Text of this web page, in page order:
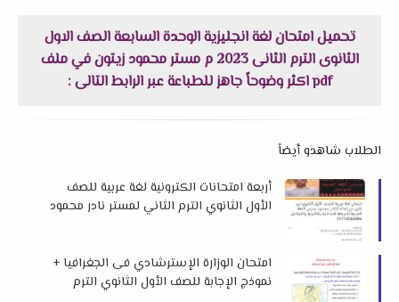
تحميل امتحان لغة انجليزية الوحدة السابعة الصف الاول
الثانوى الترم الثانى 2023 م مستر محمود زيتون في ملف
pdf اكثر وضوحاً جاهز للطباعة عبر الرابط التالى :
الطلاب شاهدو أيضاً
أربعة امتحانات الكترونية لغة عربية للصف
الأول الثانوي الترم الثاني لمستر نادر محمود
امتحان الوزارة الإسترشادي فى الجغرافيا +
نموذج الإجابة للصف الأول الثانوي الترم